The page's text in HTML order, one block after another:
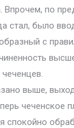
Впрочем, по
стал, было
с
выше,
чеченское
спокойно